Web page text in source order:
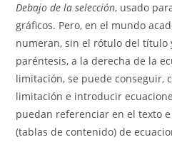
Debajo de la selección, usado
gráficos. Pero, en el mundo
numeran, sin el rótulo del título
paréntesis, a la derecha de la
limitación, se puede conseguir,
limitación e introducir
puedan referenciar en el texto
(tablas de contenido) de